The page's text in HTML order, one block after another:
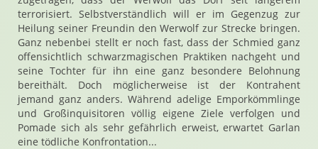
terrorisiert. Selbstverständlich will er im Gegenzug zur
Heilung seiner Freundin den Werwolf zur Strecke bringen.
Ganz nebenbei stellt er noch fast, dass der Schmied ganz
offensichtlich schwarzmagischen Praktiken nachgeht und
seine Tochter für ihn eine ganz besondere Belohnung
bereithält. Doch möglicherweise ist der Kontrahent
jemand ganz anders. Während adelige Emporkömmlinge
und Großinquisitoren völlig eigene Ziele verfolgen und
Pomade sich als sehr gefährlich erweist, erwartet Garlan
eine tödliche Konfrontation...